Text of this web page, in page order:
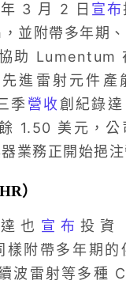
3 月 2 日 宣布
並附帶多年期
助 Lumentum
進雷射元件產
季 營收創紀錄
1.50 美元，公
業務正開始挹注
）
也 宣布 投資
附帶多年期的
波雷射等多種